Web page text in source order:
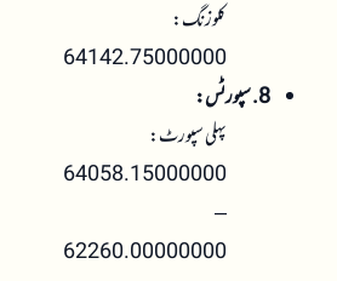
کلوزنگ:
64142.75000000
8. سپورٹس:
پہلی سپورٹ:
64058.15000000
–
62260.00000000